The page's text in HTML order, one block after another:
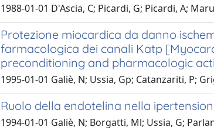
1988-01-01 D'Ascia, C; Picardi, G; Picardi, A;
Protezione miocardica da danno
farmacologica dei canali Katp
preconditioning and pharmacologic
1995-01-01 Galiè, N; Ussia, Gp; Catanzariti, P;
Ruolo della endotelina nella
1994-01-01 Galiè, N; Borgatti, Ml; Ussia, G;